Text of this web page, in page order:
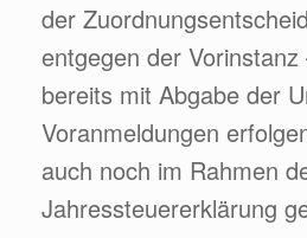
der
entgegen der
bereits mit Abgabe der
Voranmeldungen
auch noch im Rahmen
Jahressteuererklärung